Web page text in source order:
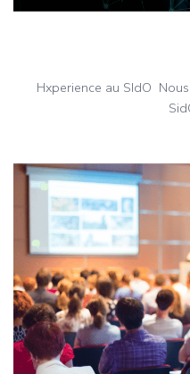
Hxperience au SIdO